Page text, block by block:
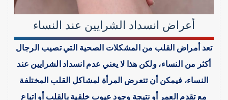
أعراض انسداد الشرايين عند النساء
تعد أمراض القلب من المشكلات الصحية التي تصيب الرجال
أكثر من النساء، ولكن هذا لا يعني عدم انسداد الشرايين عند
النساء، فيمكن أن تتعرض المرأة لمشاكل القلب المختلفة
مع تقدم العمر أو نتيجة وجود عيوب خلقية بالقلب أو اتباع